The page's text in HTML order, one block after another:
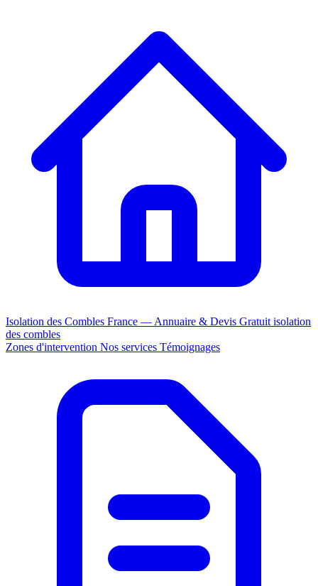
Isolation des Combles France — Annuaire & Devis Gratuit isolation
des combles
Zones d'intervention Nos services Témoignages